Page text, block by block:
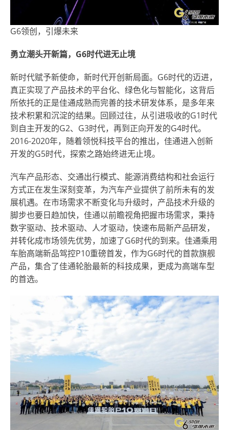
G6领创，引爆未来
勇立潮头开新篇， G6时代进无止境
新时代赋予新使命，新时代开创新局面。G6时代的迈进，
真正实现了产品技术的平台化、绿色化与智能化，这背后
所依托的正是佳通成熟而完善的技术研发体系，是多年来
技术积累和沉淀的结果。回顾过往，从引进吸收的G1时代
到自主开发的G2、G3时代，再到正向开发的G4时代。
2016-2020年，随着领悦科技平台的推出，佳通进入创新
开发的G5时代，探索之路始终进无止境。
汽车产品形态、交通出行模式、能源消费结构和社会运行
方式正在发生深刻变革，为汽车产业提供了前所未有的发
展机遇。在市场需求不断变化与升级时，产品技术升级的
脚步也要日趋加快，佳通以前瞻视角把握市场需求，秉持
数字驱动、技术驱动、人才驱动，快速布局新产品研发，
并转化成市场领先优势，加速了G6时代的到来。佳通乘用
车胎高端新品驾控P10重磅首发，作为G6时代的首款旗舰
产品，集合了佳通轮胎最新的科技成果，更成为高端车型
的首选。